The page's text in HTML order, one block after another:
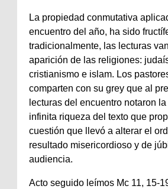
La propiedad conmutativa
encuentro del año, ha sido
tradicionalmente, las lecturas
aparición de las religiones:
cristianismo e islam. Los
comparten con su grey que al
lecturas del encuentro notaron
infinita riqueza del texto que
cuestión que llevó a alterar el
resultado misericordioso y de
audiencia.
Acto seguido leímos Mc 11, 15-